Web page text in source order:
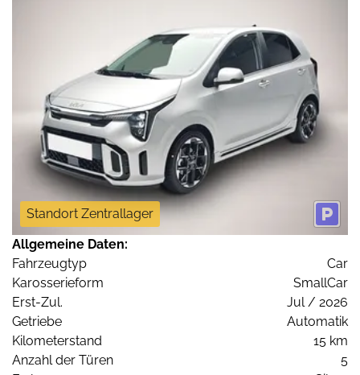
Standort Zentrallager
Allgemeine Daten:
Fahrzeugtyp
Car
Karosserieform
SmallCar
Erst-Zul.
Jul / 2026
Getriebe
Automatik
Kilometerstand
15 km
Anzahl der Türen
5